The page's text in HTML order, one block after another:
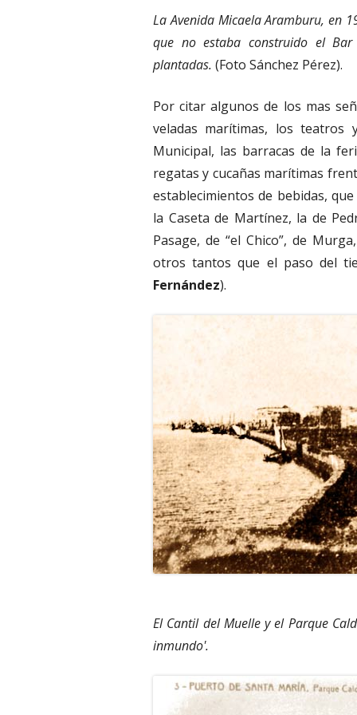
La Avenida Micaela Aramburu, en
que no estaba construido el
plantadas. (Foto Sánchez Pérez).
Por citar algunos de los mas
veladas marítimas, los teatros
Municipal, las barracas de la
regatas y cucañas marítimas
establecimientos de bebidas,
la Caseta de Martínez, la de
Pasage, de “el Chico”, de
otros tantos que el paso del
Fernández).
El Cantil del Muelle y el Parque
inmundo'.